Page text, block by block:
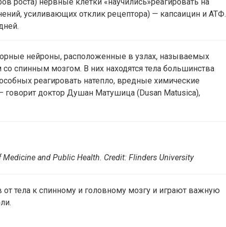
усиливающих отклик рецептора) — капсаицин и АТФ.
нейроны, расположенные в узлах, называемых
спинным мозгом. В них находятся тела большинства
реагировать натепло, вредные химические
говорит доктор Душан Матушица (Dusan Matusica),
and Public Health. Credit: Flinders University
тела к спинному и головному мозгу и играют важную